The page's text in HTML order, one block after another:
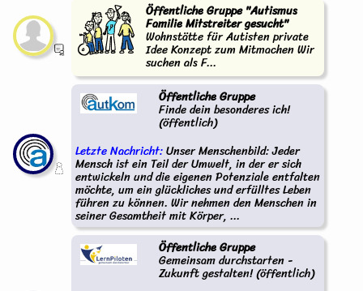
Öffentliche Gruppe "Autismus
Familie Mitstreiter gesucht"
Wohnstätte für Autisten private
Idee Konzept zum Mitmachen Wir
suchen als F...
Öffentliche Gruppe
Finde dein besonderes ich!
(öffentlich)
Letzte Nachricht:Unser Menschenbild: Jeder
Mensch ist ein Teil der Umwelt, in der er sich
entwickeln und die eigenen Potenziale entfalten
möchte, um ein glückliches und erfülltes Leben
führen zu können. Wir nehmen den Menschen in
seiner Gesamtheit mit Körper, ...
Öffentliche Gruppe
Gemeinsam durchstarten -
Zukunft gestalten! (öffentlich)